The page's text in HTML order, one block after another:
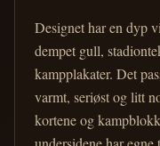
Designet har en dyp
dempet gull,
kampplakater. Det
varmt, seriøst og litt
kortene og